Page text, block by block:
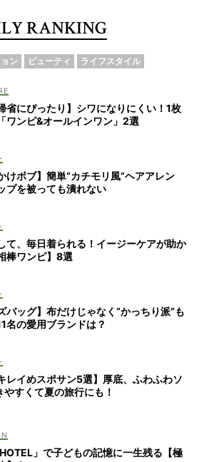
RANKING
ン ビューティ ライフスタイル
省にぴったり】シワになりにくい！1枚
ワンピ&オールインワン」2選
けボブ】簡単“カチモリ風”ヘアアレン
プを被っても潰れない
て、毎日着られる！イージーケアが助か
棒ワンピ】8選
バッグ】布だけじゃなく“かっちり派”も
名の愛用ブランドは？
レイめスポサン5選】厚底、ふわふわソ
すくて夏の旅行にも！
HOTEL」で子どもの記憶に一生残る【極